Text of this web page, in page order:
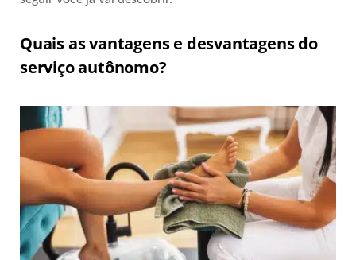
Quais as vantagens e desvantagens do
serviço autônomo?